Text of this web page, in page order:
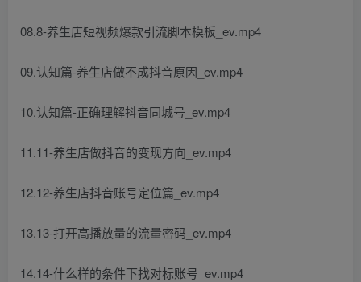
08.8-养生店短视频爆款引流脚本模板_ev.mp4
09.认知篇-养生店做不成抖音原因_ev.mp4
10.认知篇-正确理解抖音同城号_ev.mp4
11.11-养生店做抖音的变现方向_ev.mp4
12.12-养生店抖音账号定位篇_ev.mp4
13.13-打开高播放量的流量密码_ev.mp4
14.14-什么样的条件下找对标账号_ev.mp4